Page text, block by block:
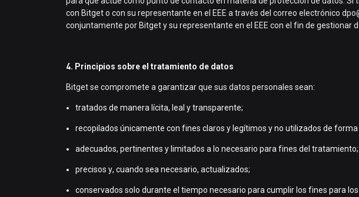
con Bitget o con su representante en el EEE a través del correo electrónico
conjuntamente por Bitget y su representante en el EEE con el fin de
4. Principios sobre el tratamiento de datos
Bitget se compromete a garantizar que sus datos personales sean:
tratados de manera lícita, leal y transparente;
recopilados únicamente con fines claros y legítimos y no utilizados de
adecuados, pertinentes y limitados a lo necesario para fines del tratamiento;
precisos y, cuando sea necesario, actualizados;
conservados solo durante el tiempo necesario para cumplir los fines para